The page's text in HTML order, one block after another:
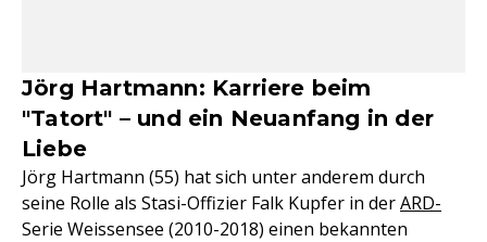
Jörg Hartmann: Karriere beim
"Tatort" – und ein Neuanfang in der
Liebe
Jörg Hartmann (55) hat sich unter anderem durch
seine Rolle als Stasi-Offizier Falk Kupfer in derARD-
Serie Weissensee (2010-2018) einen bekannten